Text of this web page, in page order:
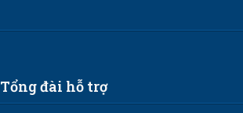
Tổng đài hỗ trợ